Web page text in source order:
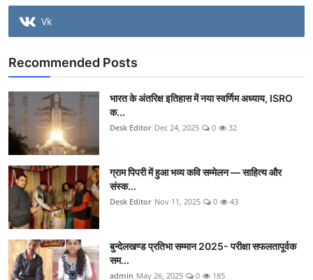
Vk
Recommended Posts
भारत के अंतरिक्ष इतिहास में नया स्वर्णिम अध्याय, ISRO
क...
Desk Editor Dec 24, 2025 0 32
ग्राम पिपरी में हुआ भव्य कवि सम्मेलन — साहित्य और
संस्क...
Desk Editor Nov 11, 2025 0 43
बुन्देलखण्ड प्रतिभा सम्मान 2025- परीक्षा सफलतापूर्वक
सम...
admin May 26, 2025 0 185